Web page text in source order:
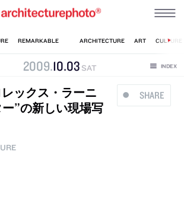
2009.10.03 SAT
SHARE
ックス・ラーニ
”の新しい現場写